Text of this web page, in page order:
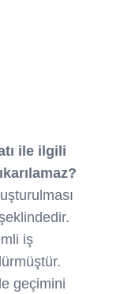
ile ilgili
iş
geçimini